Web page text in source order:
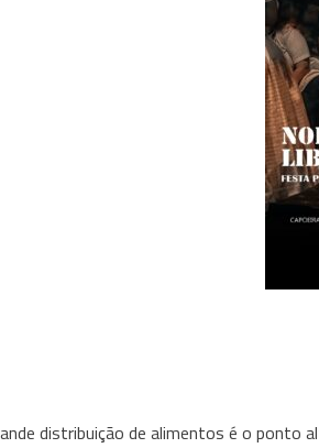
distribuição de alimentos é o ponto